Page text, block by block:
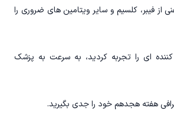
از فیبر، کلسیم و سایر ویتامین های ضروری را
کننده ای را تجربه کردید، به سرعت به پزشک
هفته هجدهم خود را جدی بگیرید.